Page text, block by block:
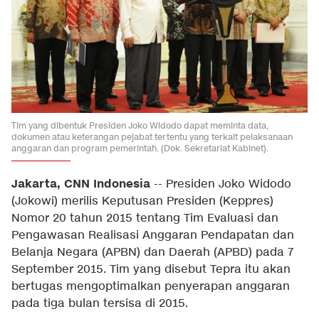
Tim yang dibentuk Presiden Joko Widodo dapat meminta data,
dokumen atau keterangan pejabat tertentu yang terkait pelaksanaan
anggaran dan program pemerintah. (Dok. Sekretariat Kabinet).
Jakarta, CNN Indonesia -- Presiden Joko Widodo
(Jokowi) merilis Keputusan Presiden (Keppres)
Nomor 20 tahun 2015 tentang Tim Evaluasi dan
Pengawasan Realisasi Anggaran Pendapatan dan
Belanja Negara (APBN) dan Daerah (APBD) pada 7
September 2015. Tim yang disebut Tepra itu akan
bertugas mengoptimalkan penyerapan anggaran
pada tiga bulan tersisa di 2015.